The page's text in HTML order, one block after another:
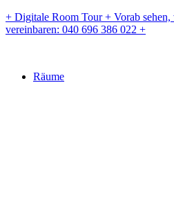
Zum
Inhalt
+ Digitale Room Tour + Vorab
vereinbaren: 040 696 386 022 +
Räume